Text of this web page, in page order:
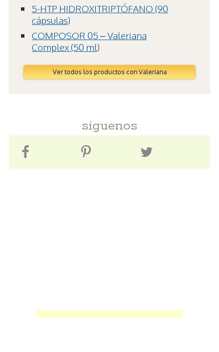
5-HTP HIDROXITRIPTÓFANO (90
cápsulas)
COMPOSOR 05 – Valeriana
Complex (50 ml)
Ver todos los productos con Valeriana
síguenos